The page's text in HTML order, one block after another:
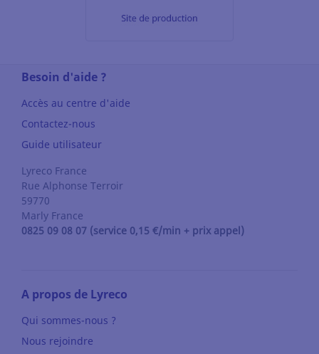
Besoin d'aide ?
Accès au centre d'aide
Contactez-nous
Guide utilisateur
Lyreco France
Rue Alphonse Terroir
59770
Marly France
0825 09 08 07 (service 0,15 €/min + prix appel)
A propos de Lyreco
Qui sommes-nous ?
Nous rejoindre